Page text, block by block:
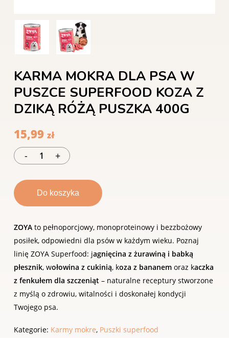
KARMA MOKRA DLA PSA W
PUSZCE SUPERFOOD KOZA Z
DZIKĄ RÓŻĄ PUSZKA 400G
15,99 zł
Do koszyka
ZOYAto pełnoporcjowy, monoproteinowy i bezzbożowy
posiłek, odpowiedni dla psów w każdym wieku. Poznaj
linię ZOYA Superfood: jagnięcina z żurawiną i babką
płesznik, wołowina z cukinią, koza z bananemoraz kaczka
z fenkułem dla szczeniąt – naturalne receptury stworzone
z myślą o zdrowiu, witalności i doskonałej kondycji
Twojego psa.
Kategorie: Karmy mokre, Puszki superfood